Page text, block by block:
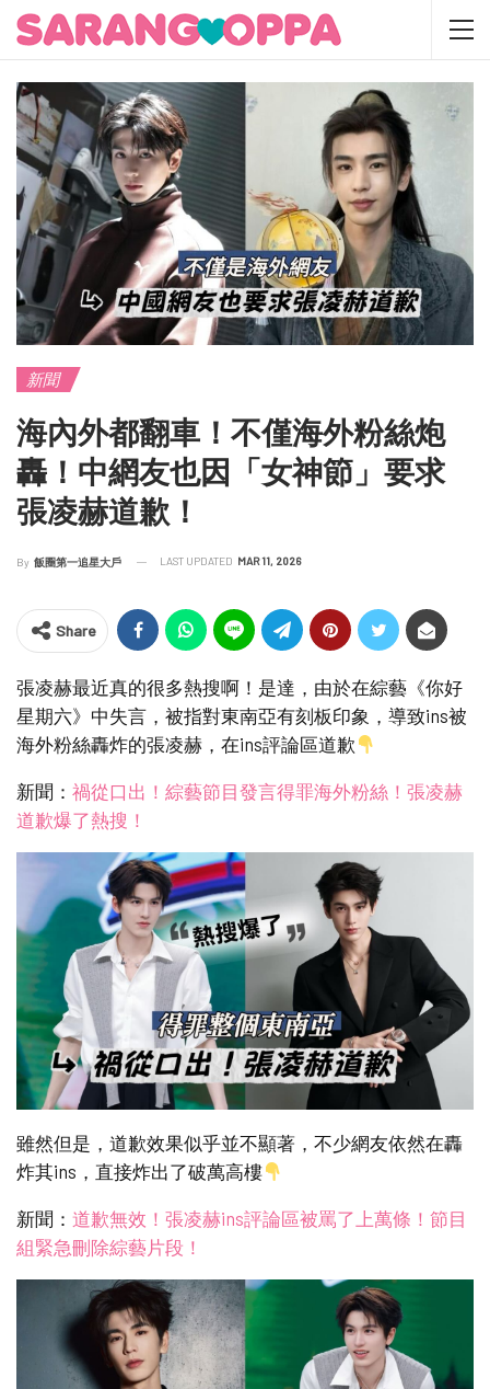
新聞
海內外都翻車！不僅海外粉絲炮
轟！中網友也因「女神節」要求
張凌赫道歉！
By 飯圈第一追星大戶 LAST UPDATED MAR 11, 2026
Share
張凌赫最近真的很多熱搜啊！是達，由於在綜藝《你好
星期六》中失言，被指對東南亞有刻板印象，導致ins被
海外粉絲轟炸的張凌赫，在ins評論區道歉
新聞： 禍從口出！綜藝節目發言得罪海外粉絲！張凌赫
道歉爆了熱搜！
雖然但是，道歉效果似乎並不顯著，不少網友依然在轟
炸其ins，直接炸出了破萬高樓
新聞： 道歉無效！張凌赫ins評論區被罵了上萬條！節目
組緊急刪除綜藝片段！